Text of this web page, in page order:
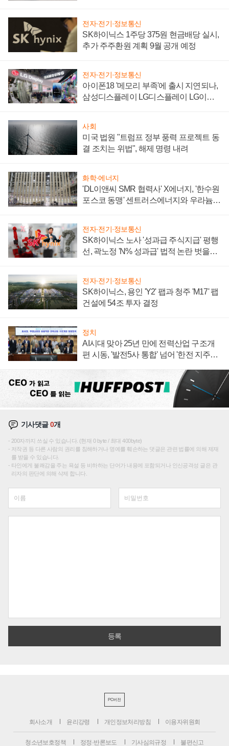
전자·전기·정보통신
SK하이닉스 1주당 375원 현금배당 실시,
추가 주주환원 계획 9월 공개 예정
전자·전기·정보통신
아이폰18 '메모리 부족'에 출시 지연되나,
삼성디스플레이 LG디스플레이 LG이노
사회
미국 법원 "트럼프 정부 풍력 프로젝트 동
결 조치는 위법", 해제 명령 내려
화학·에너지
'DL이앤씨 SMR 협력사' X에너지, '한수원
포스코 동맹' 센트러스에너지와 우라늄
전자·전기·정보통신
SK하이닉스 노사 '성과급 주식지급' 평행
선, 곽노정 'N% 성과급' 법적 논란 벗을지
전자·전기·정보통신
SK하이닉스, 용인 'Y2' 팹과 청주 'M17' 팹
건설에 54조 투자 결정
정치
AI시대 맞아 25년 만에 전력산업 구조개
편 시동, '발전5사 통합' 넘어 '한전 지주사'
기사댓글0개
200자까지 쓰실 수 있습니다. (현재 0 byte / 최대 400byte)
저작권 등 다른 사람의 권리를 침해하거나 명예를 훼손하는 댓글은 관련 법률에 의해 제재
를 받을 수 있습니다.
타인에게 불쾌감을 주는 욕설 등 비하하는 단어가 내용에 포함되거나 인신공격성 글은 관
리자의 판단에 의해 삭제 합니다.
PC버전
회사소개 윤리강령 개인정보처리방침 이용자위원회
청소년보호정책 정정·반론보도 기사심의규정 불편신고